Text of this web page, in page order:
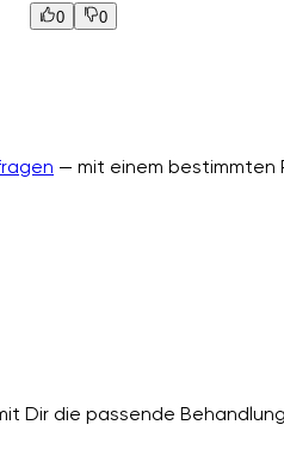
0 0
— mit einem bestimmten
Dir die passende